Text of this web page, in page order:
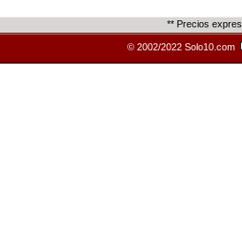
** Precios
© 2002/2022 Solo10.com